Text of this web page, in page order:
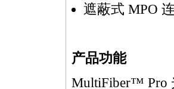
遮蔽式 MPO
产品功能
MultiFiber™ Pro